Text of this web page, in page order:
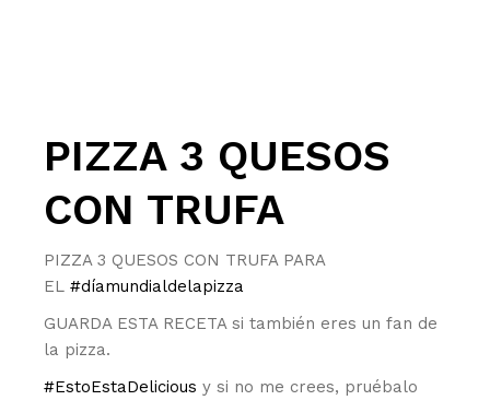
PIZZA 3 QUESOS
CON TRUFA
PIZZA 3 QUESOS CON TRUFA PARA
EL#díamundialdelapizza
GUARDA ESTA RECETA si también eres un fan de
la pizza.
#EstoEstaDelicious y si no me crees, pruébalo